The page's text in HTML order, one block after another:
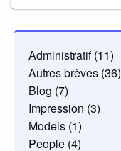
Administratif(11)
Autres brèves (36)
Blog (7)
Impression (3)
Models (1)
People (4)